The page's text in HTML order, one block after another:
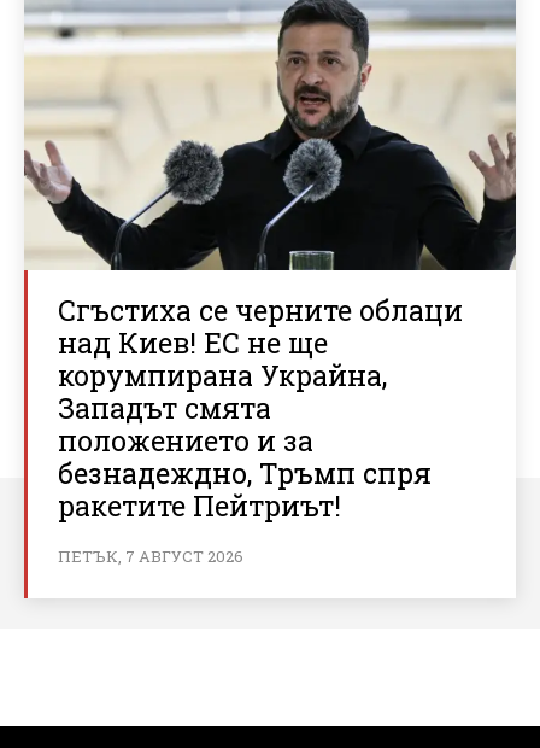
Сгъстиха се черните облаци
над Киев! ЕС не ще
корумпирана Украйна,
Западът смята
положението и за
безнадеждно, Тръмп спря
ракетите Пейтриът!
ПЕТЪК, 7 АВГУСТ 2026